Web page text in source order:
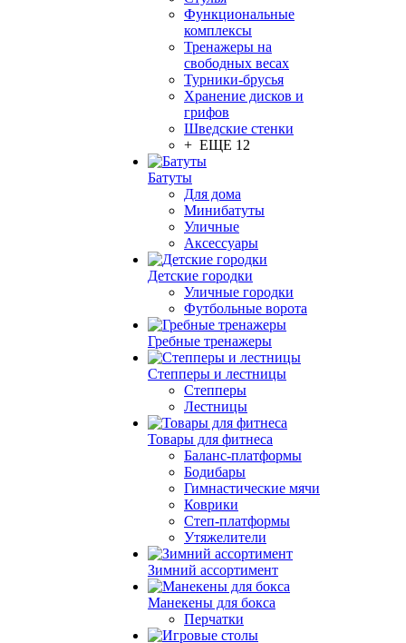
Функциональные
комплексы
Тренажеры на
свободных весах
Турники-брусья
Хранение дисков и
грифов
Шведские стенки
+ ЕЩЕ 12
Батуты
Для дома
Минибатуты
Уличные
Аксессуары
Детские городки
Уличные городки
Футбольные ворота
Гребные тренажеры
Степперы и лестницы
Степперы
Лестницы
Товары для фитнеса
Баланс-платформы
Бодибары
Гимнастические мячи
Коврики
Степ-платформы
Утяжелители
Зимний ассортимент
Манекены для бокса
Перчатки